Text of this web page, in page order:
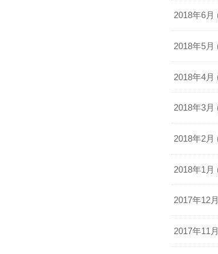
2018年6月
2018年5月
2018年4月
2018年3月
2018年2月
2018年1月
2017年12
2017年11